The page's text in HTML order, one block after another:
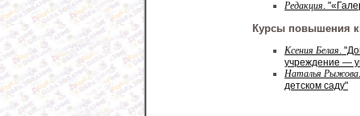
Редакция .
Курсы повышения
Ксения Белая.
учреждение —
Наталья Рыжова
детском саду"